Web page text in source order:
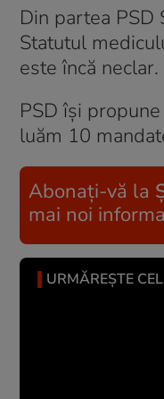
Din partea PSD
Statutul
este încă neclar.
PSD îşi
luăm 10
Abonați-vă la
mai noi
URMĂREȘTE